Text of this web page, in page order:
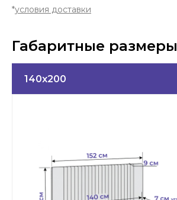
*условия доставки
Габаритные размеры